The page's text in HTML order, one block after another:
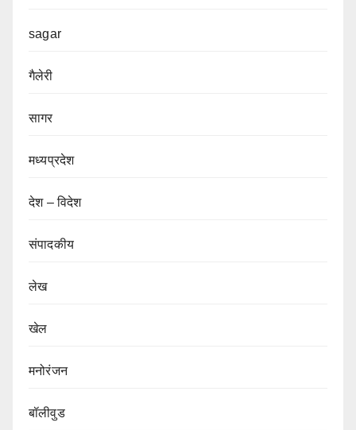
sagar
गैलेरी
सागर
मध्यप्रदेश
देश – विदेश
संपादकीय
लेख
खेल
मनोरंजन
बॉलीवुड